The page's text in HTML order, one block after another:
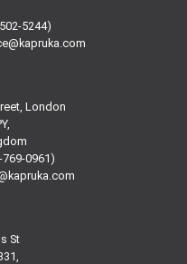
5244)
London
0961)
St